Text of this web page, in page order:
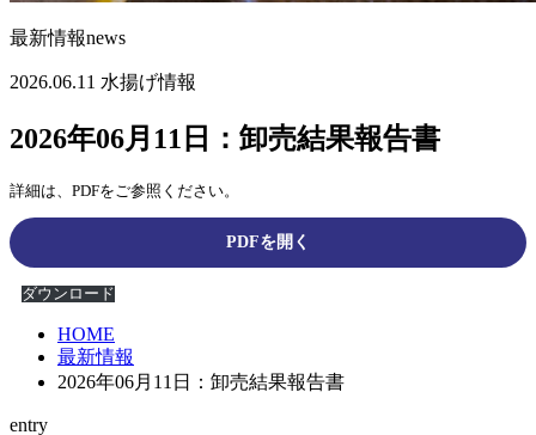
最新情報news
2026.06.11 水揚げ情報
2026年06月11日：卸売結果報告書
詳細は、PDFをご参照ください。
PDFを開く
ダウンロード
HOME
最新情報
2026年06月11日：卸売結果報告書
entry